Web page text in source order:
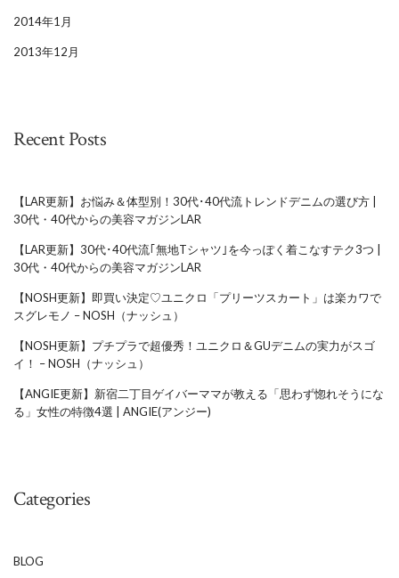
2014年1月
2013年12月
Recent Posts
【LAR更新】お悩み＆体型別！30代･40代流トレンドデニムの選び方 |
30代・40代からの美容マガジンLAR
【LAR更新】30代･40代流｢無地Tシャツ｣を今っぽく着こなすテク3つ |
30代・40代からの美容マガジンLAR
【NOSH更新】即買い決定♡ユニクロ「プリーツスカート」は楽カワで
スグレモノ – NOSH（ナッシュ）
【NOSH更新】プチプラで超優秀！ユニクロ＆GUデニムの実力がスゴ
イ！ – NOSH（ナッシュ）
【ANGIE更新】新宿二丁目ゲイバーママが教える「思わず惚れそうにな
る」女性の特徴4選 | ANGIE(アンジー)
Categories
BLOG